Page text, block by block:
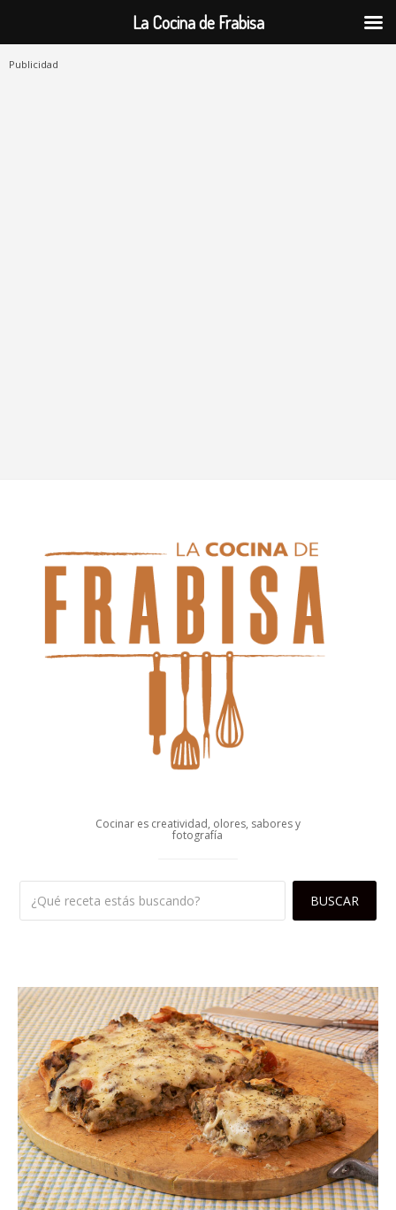
Publicidad
Cocinar es creatividad, olores, sabores y
fotografía
La Cocina de Frabisa